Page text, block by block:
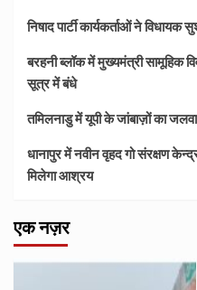
निषाद पार्टी कार्यकर्ताओं ने विधायक
बरहनी ब्लॉक में मुख्यमंत्री सामूहिक
सूत्र में बंधे
तमिलनाडु में यूपी के जांबाज़ों का
धानापुर में नवीन वृहद गो संरक्षण
मिलेगा आश्रय
एक नज़र